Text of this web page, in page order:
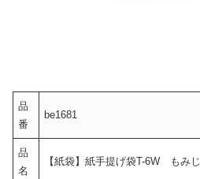
品
番
be1681
品
名
【紙袋】紙手提げ袋T-6W もみじ